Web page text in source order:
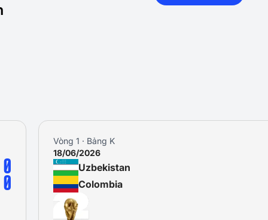
0
0
Vòng 1 · Bảng K
18/06/2026
Uzbekistan
Colombia